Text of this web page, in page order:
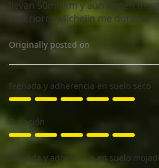
Frenada y adherencia en suelo seco
Duración
Frenada y adherencia en suelo
Originally posted on
llevan 50mil km y aún tienen
anteriores Michelin me duraron